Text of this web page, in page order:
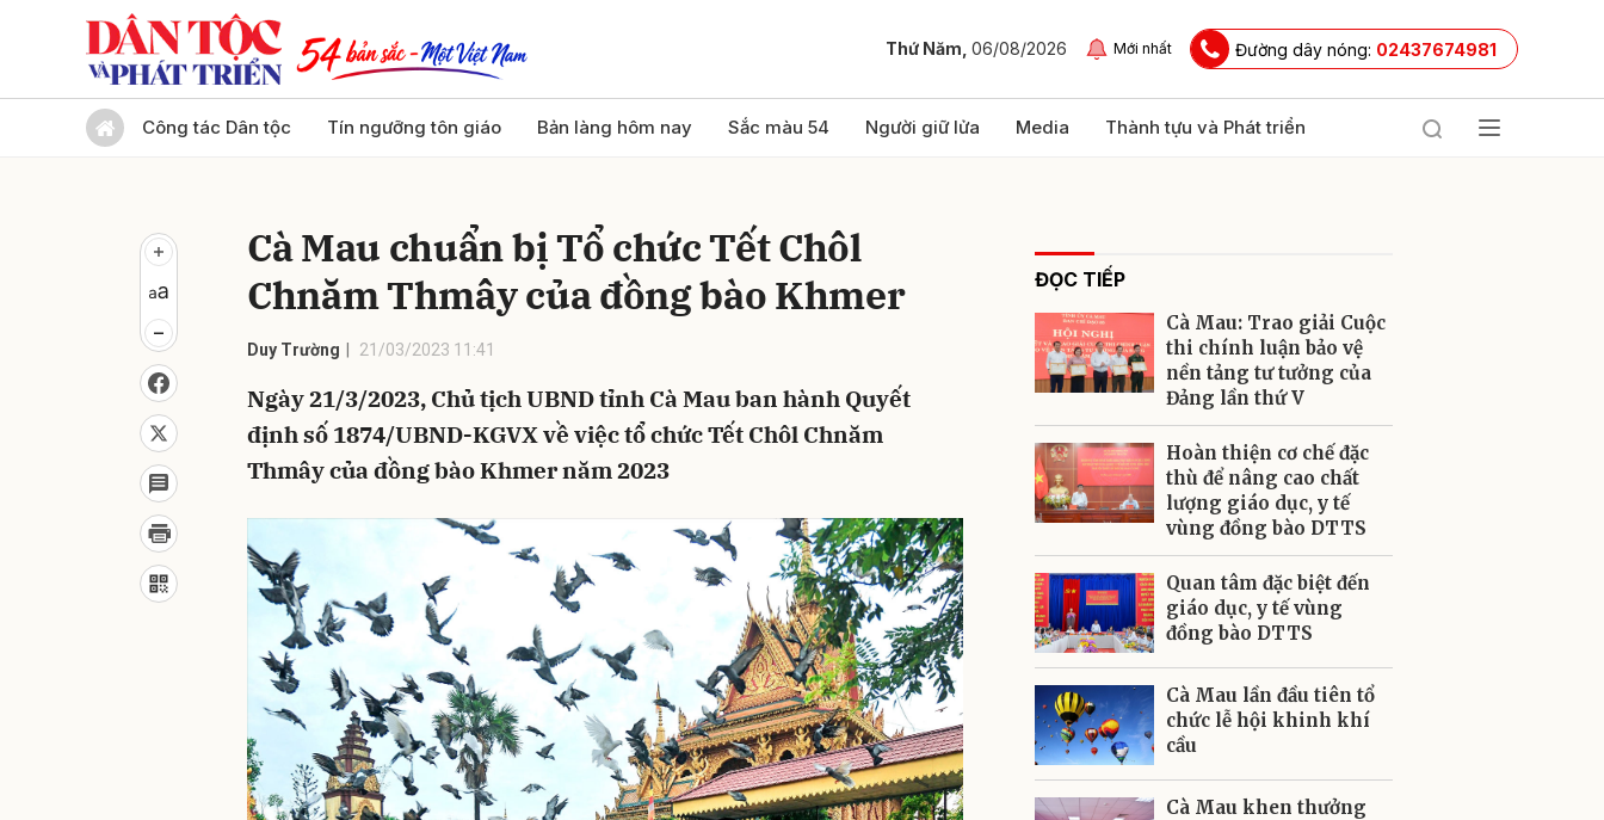
Thứ Năm, 06/08/2026 Mới nhất Đường dây nóng: 02437674981
Công tác Dân tộc Tín ngưỡng tôn giáo Bản làng hôm nay Sắc màu 54 Người giữ lửa Media Thành tựu và Phát triển
Cà Mau chuẩn bị Tổ chức Tết Chôl
Chnăm Thmây của đồng bào Khmer
Duy Trường 21/03/2023 11:41
Ngày 21/3/2023, Chủ tịch UBND tỉnh Cà Mau ban hành Quyết
định số 1874/UBND-KGVX về việc tổ chức Tết Chôl Chnăm
Thmây của đồng bào Khmer năm 2023
ĐỌC TIẾP
Cà Mau: Trao giải Cuộc
thi chính luận bảo vệ
nền tảng tư tưởng của
Đảng lần thứ V
Hoàn thiện cơ chế đặc
thù để nâng cao chất
lượng giáo dục, y tế
vùng đồng bào DTTS
Quan tâm đặc biệt đến
giáo dục, y tế vùng
đồng bào DTTS
Cà Mau lần đầu tiên tổ
chức lễ hội khinh khí
cầu
Cà Mau khen thưởng
Gửi bình luận
Gửi